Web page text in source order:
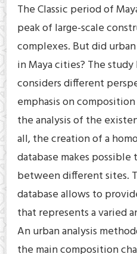
The Classic period of
peak of large-scale
complexes. But did
in Maya cities? The
considers different
emphasis on
the analysis of the
all, the creation of a
database makes
between different sites.
database allows to
that represents a varied
An urban analysis
the main composition